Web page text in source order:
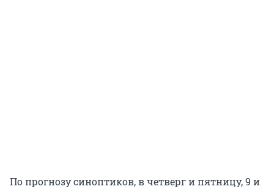
По прогнозу синоптиков, в четверг и пятницу, 9 и